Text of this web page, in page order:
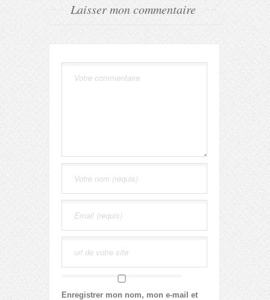
Laisser mon commentaire
Enregistrer mon nom, mon e-mail et